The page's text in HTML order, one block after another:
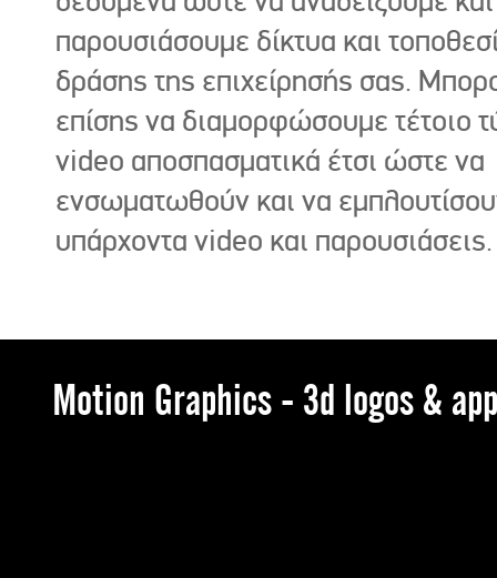
παρουσιάσουμε δίκτυα και
δράσης της επιχείρησής σας.
επίσης να διαμορφώσουμε τέτοιο
video αποσπασματικά έτσι ώστε να
ενσωματωθούν και να
υπάρχοντα video και παρουσιάσεις.
Motion Graphics - 3d logos &